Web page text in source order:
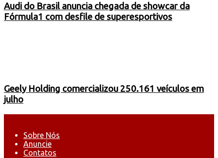
Audi do Brasil anuncia chegada de showcar da
Fórmula1 com desfile de superesportivos
Geely Holding comercializou 250.161 veículos em
julho
Sobre Nós
Anuncie
Contatos